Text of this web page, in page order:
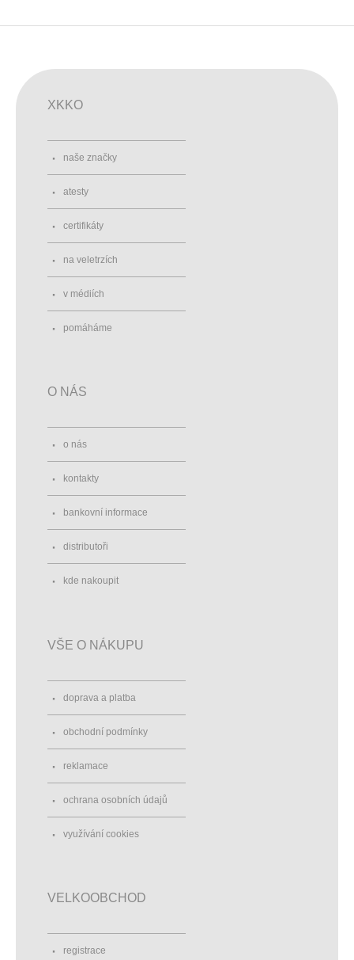
XKKO
naše značky
atesty
certifikáty
na veletrzích
v médiích
pomáháme
O NÁS
o nás
kontakty
bankovní informace
distributoři
kde nakoupit
VŠE O NÁKUPU
doprava a platba
obchodní podmínky
reklamace
ochrana osobních údajů
využívání cookies
VELKOOBCHOD
registrace